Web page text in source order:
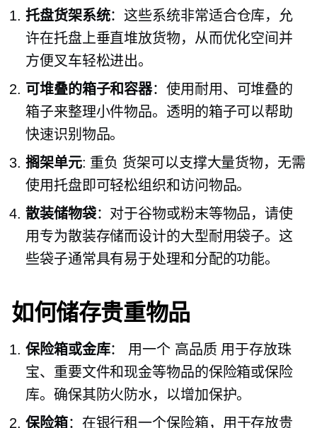
托盘货架系统：这些系统非常适合仓库，允
许在托盘上垂直堆放货物，从而优化空间并
方便叉车轻松进出。
可堆叠的箱子和容器：使用耐用、可堆叠的
箱子来整理小件物品。透明的箱子可以帮助
快速识别物品。
搁架单元: 重负 货架可以支撑大量货物，无需
使用托盘即可轻松组织和访问物品。
散装储物袋：对于谷物或粉末等物品，请使
用专为散装存储而设计的大型耐用袋子。这
些袋子通常具有易于处理和分配的功能。
如何储存贵重物品
保险箱或金库： 用一个 高品质 用于存放珠
宝、重要文件和现金等物品的保险箱或保险
库。确保其防火防水，以增加保护。
保险箱：在银行租一个保险箱，用于存放贵